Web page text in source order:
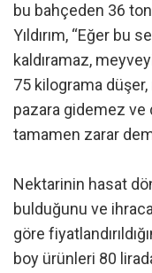
bu bahçeden 36
Yıldırım, “Eğer bu
kaldıramaz,
75 kilograma
pazara gidemez ve
tamamen zarar
Nektarinin hasat
bulduğunu ve
göre
boy ürünleri 80